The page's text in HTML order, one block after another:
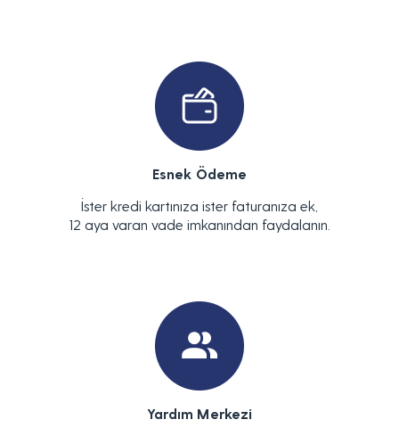
Esnek Ödeme
İster kredi kartınıza ister faturanıza ek,
12 aya varan vade imkanından faydalanın.
Yardım Merkezi